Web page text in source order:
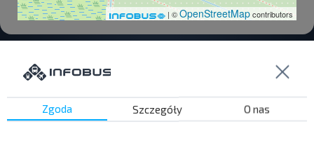
| ©OpenStreetMapcontributors
Лунинец АС
stop on Highway M 10 after interchange
Сухого ул.
Zgoda Szczegóły O nas